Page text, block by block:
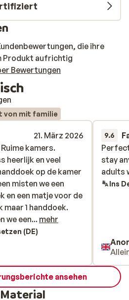
die ihre
Produkt aufrichtig
Bewertungen
von mit familie
21. März 2026
kamers.
heerlijk en veel
op de kamer
misten we een
en een matje voor de
maar 1 handdoek.
we een extra kunnen
als dat in het begin
Ligging is perfect.
ruimte is wel
en
warm in de
is wel beetje
kamers.
heerlijk en veel
op de kamer
misten we een
en een matje voor de
maar 1 handdoek.
we een... mehr
(DE)
9.6
stay
adults
stay
adults
Ins
ansehen